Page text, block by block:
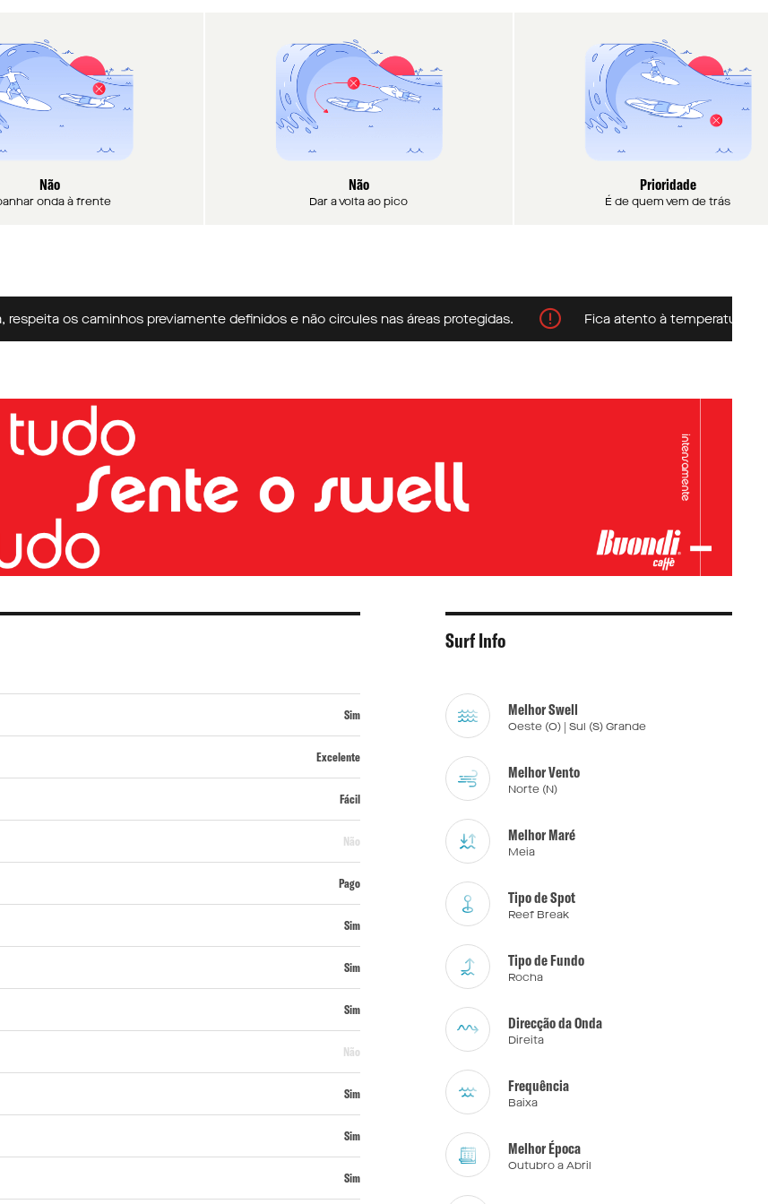
Não
onda à frente
Não
Dar a volta ao pico
Prioridade
É de quem vem de trás
os caminhos previamente definidos e não circules nas áreas protegidas. Fica atento à temperatura da
Sim
Excelente
Fácil
Não
Pago
Sim
Sim
Sim
Não
Sim
Sim
Sim
Surf Info
Melhor Swell
Oeste (O) | Sul (S) Grande
Melhor Vento
Norte (N)
Melhor Maré
Meia
Tipo de Spot
Reef Break
Tipo de Fundo
Rocha
Direcção da Onda
Direita
Frequência
Baixa
Melhor Época
Outubro a Abril